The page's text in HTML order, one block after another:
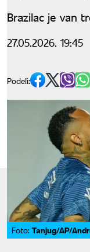
Brazilac je van
27.05.2026. 19:45
Podeli:
Foto: Tanjug/AP/